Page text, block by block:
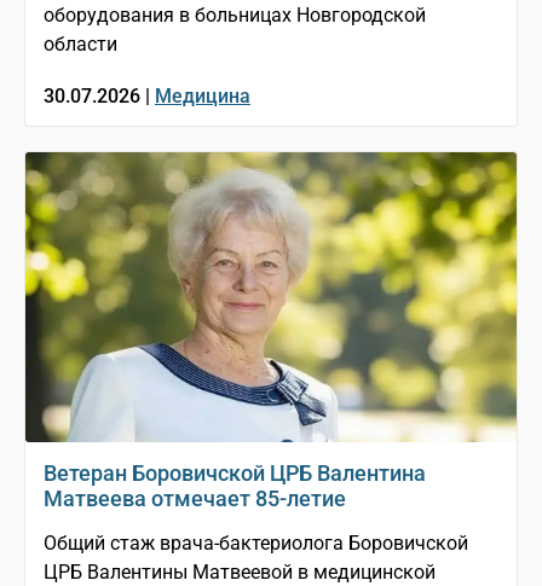
оборудования в больницах Новгородской
области
30.07.2026 | Медицина
Ветеран Боровичской ЦРБ Валентина
Матвеева отмечает 85-летие
Общий стаж врача-бактериолога Боровичской
ЦРБ Валентины Матвеевой в медицинской